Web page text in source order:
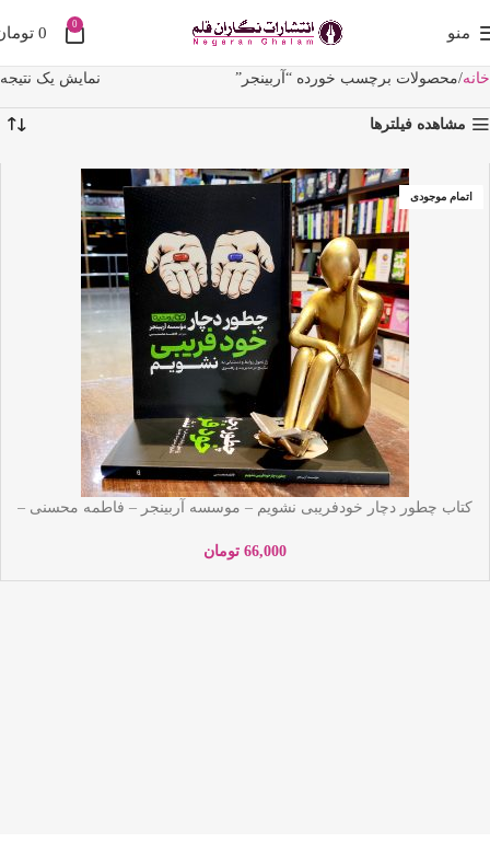
منو 0
0
خانه محصولات برچسب خورده “آربینجر” نمایش یک نتیجه
مشاهده فیلترها
اتمام موجودی
کتاب چطور دچار خودفریبی نشویم – موسسه آربینجر – فاطمه محسنی –
66,000 تومان